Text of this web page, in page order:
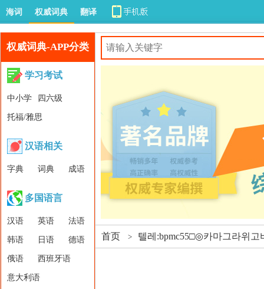
海词 权威词典 翻译
权威词典-APP分类
学习考试
中小学 四六级
托福/雅思
汉语相关
字典 词典 成语
多国语言
汉语 英语 法语
韩语 日语 德语
俄语 西班牙语
意大利语
首页 > 텔레:bpmc55□◎카마그라위고